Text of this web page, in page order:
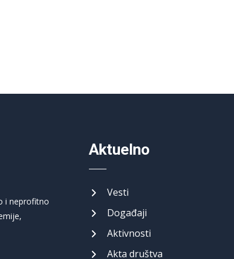
i neprofitno
Aktuelno
Vesti
Događaji
Aktivnosti
Akta društva